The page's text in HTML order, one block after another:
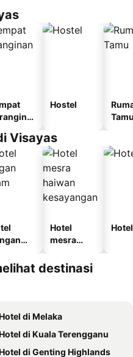
Hostel
Visayas
Hotel
mesra
kesayanga
n
destinasi
di Melaka
di Kuala Terengganu
di Genting Highlands